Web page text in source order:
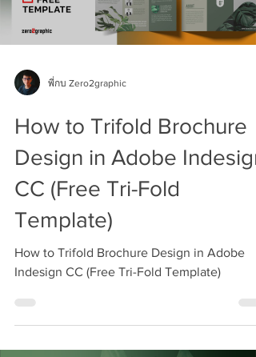
พี่กบ Zero2graphic
How to Trifold Brochure
Design in Adobe Indesign
CC (Free Tri-Fold
Template)
How to Trifold Brochure Design in Adobe
Indesign CC (Free Tri-Fold Template)